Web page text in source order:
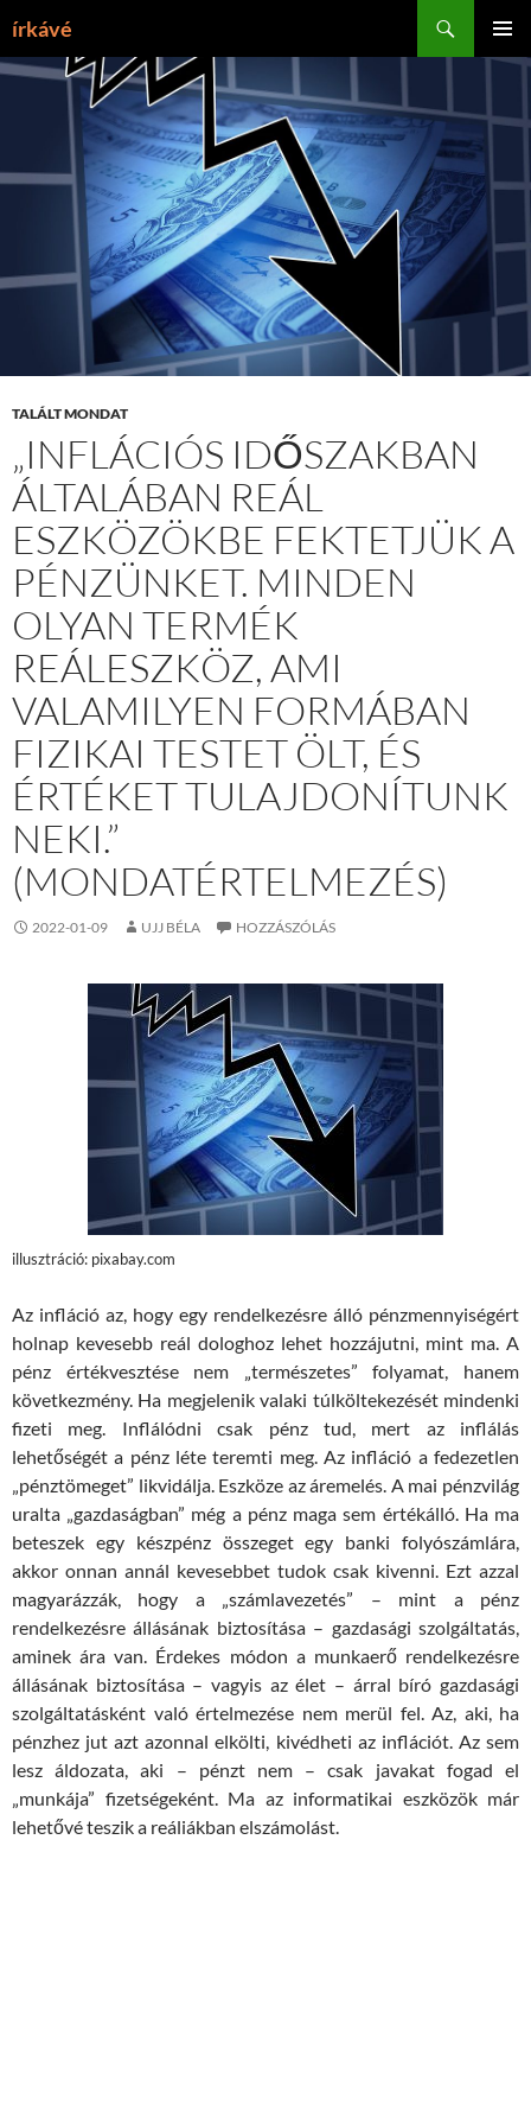
írkávé
TALÁLT MONDAT
„INFLÁCIÓS IDŐSZAKBAN
ÁLTALÁBAN REÁL
ESZKÖZÖKBE FEKTETJÜK A
PÉNZÜNKET. MINDEN
OLYAN TERMÉK
REÁLESZKÖZ, AMI
VALAMILYEN FORMÁBAN
FIZIKAI TESTET ÖLT, ÉS
ÉRTÉKET TULAJDONÍTUNK
NEKI.”
(MONDATÉRTELMEZÉS)
2022-01-09 UJJ BÉLA HOZZÁSZÓLÁS
illusztráció: pixabay.com
Az infláció az, hogy egy rendelkezésre álló pénzmennyiségért
holnap kevesebb reál dologhoz lehet hozzájutni, mint ma. A
pénz értékvesztése nem „természetes” folyamat, hanem
következmény. Ha megjelenik valaki túlköltekezését mindenki
fizeti meg. Inflálódni csak pénz tud, mert az inflálás
lehetőségét a pénz léte teremti meg. Az infláció a fedezetlen
„pénztömeget” likvidálja. Eszköze az áremelés. A mai pénzvilág
uralta „gazdaságban” még a pénz maga sem értékálló. Ha ma
beteszek egy készpénz összeget egy banki folyószámlára,
akkor onnan annál kevesebbet tudok csak kivenni. Ezt azzal
magyarázzák, hogy a „számlavezetés” – mint a pénz
rendelkezésre állásának biztosítása – gazdasági szolgáltatás,
aminek ára van. Érdekes módon a munkaerő rendelkezésre
állásának biztosítása – vagyis az élet – árral bíró gazdasági
szolgáltatásként való értelmezése nem merül fel. Az, aki, ha
pénzhez jut azt azonnal elkölti, kivédheti az inflációt. Az sem
lesz áldozata, aki – pénzt nem – csak javakat fogad el
„munkája” fizetségeként. Ma az informatikai eszközök már
lehetővé teszik a reáliákban elszámolást.